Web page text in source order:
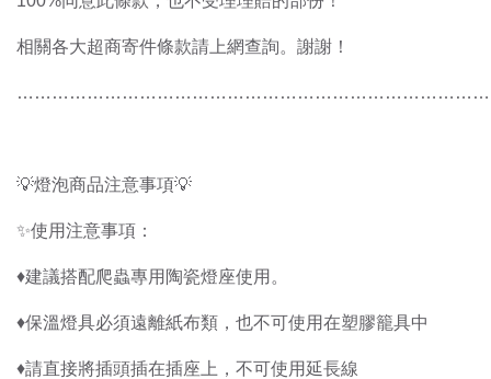
相關各大超商寄件條款請上網查詢。謝謝！
💡燈泡商品注意事項💡
✨使用注意事項：
♦️建議搭配爬蟲專用陶瓷燈座使用。
♦️保溫燈具必須遠離紙布類，也不可使用在塑膠籠具中
♦️請直接將插頭插在插座上，不可使用延長線